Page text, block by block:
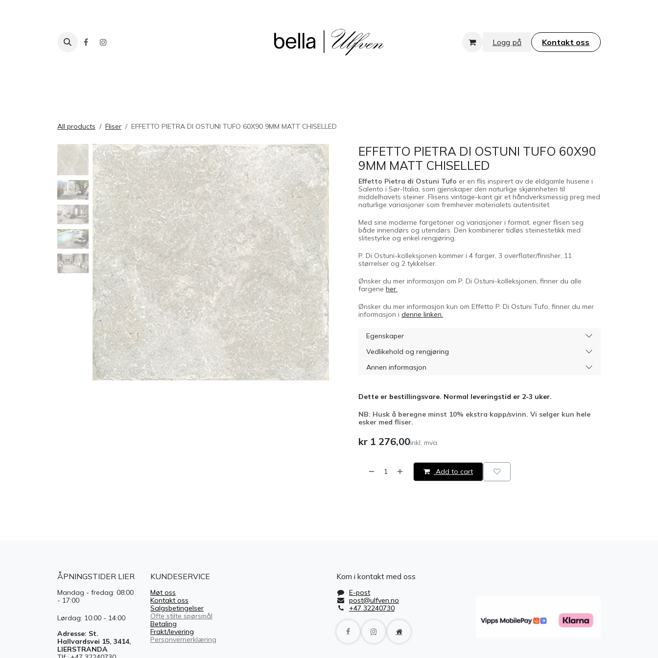
Logg på Kontakt oss​​​​​​​
All products Fliser EFFETTO PIETRA DI OSTUNI TUFO 60X90 9MM MATT CHISELLED
EFFETTO PIETRA DI OSTUNI TUFO 60X90
9MM MATT CHISELLED
Effetto Pietra di Ostuni Tufo er en flis inspirert av de eldgamle husene i
Salento i Sør-Italia, som gjenskaper den naturlige skjønnheten til
middelhavets steiner. Flisens vintage-kant gir et håndverksmessig preg med
naturlige variasjoner som fremhever materialets autentisitet.
Med sine moderne fargetoner og variasjoner i format, egner flisen seg
både innendørs og utendørs. Den kombinerer tidløs steinestetikk med
slitestyrke og enkel rengjøring.
P. Di Ostuni-kolleksjonen kommer i 4 farger, 3 overflater/finisher, 11
størrelser og 2 tykkelser.
Ønsker du mer informasjon om P. Di Ostuni-kolleksjonen, finner du alle
fargene her.
Ønsker du mer informasjon kun om Effetto P. Di Ostuni Tufo, finner du mer
informasjon i denne linken.
Egenskaper
Vedlikehold og rengjøring
Annen informasjon
Dette er bestillingsvare. Normal leveringstid er 2-3 uker.
NB: Husk å beregne minst 10% ekstra kapp/svinn. Vi selger kun hele
esker med fliser.
kr 1 276,00inkl. mva.
Add to cart
ÅPNINGSTIDER LIER
Mandag - fredag: 08:00
- 17:00
Lørdag: 10:00 - 14:00
Adresse: St.
Hallvardsvei 15, 3414,
LIERSTRANDA
KUNDESERVICE
Møt oss
Kontakt oss
Salgsbetingelser
Ofte stilte spørsmål
Betaling
Frakt/levering
Personvernerklæring
Kom i kontakt med oss
E-post
post@ulfven.no
+47 32240730